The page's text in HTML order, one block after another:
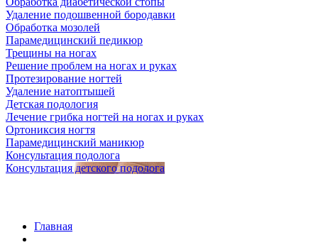
Удаление подошвенной бородавки
Обработка мозолей
Парамедицинский педикюр
Трещины на ногах
Решение проблем на ногах и руках
Протезирование ногтей
Удаление натоптышей
Детская подология
Лечение грибка ногтей на ногах и руках
Ортониксия ногтя
Парамедицинский маникюр
Консультация подолога
Консультация детского подолога
Главная